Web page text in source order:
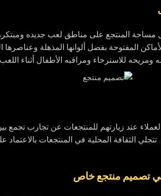
المنتجع على مناطق لعب جديده
المفتوحة بفضل ألوانها المذهلة وعناصرها
ومريحه للاسترخاء ومراقبه الأطفال أثناء اللعب
عند زيارتهم للمنتجعات عن تجارب تجمع بين
الثقافة المحلية في المنتجعات بالاعتماد
في تصميم منتجع خاص